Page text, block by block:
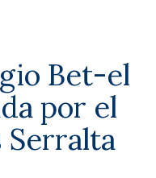
Bet-el
por el
Serralta